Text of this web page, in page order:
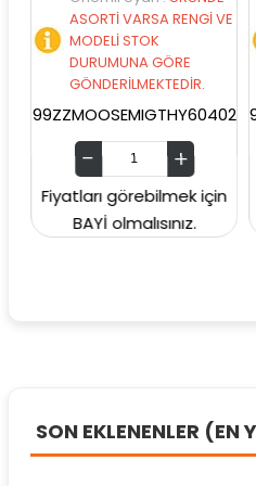
ASORTİ VARSA RENGİ VE
MODELİ STOK
DURUMUNA GÖRE
GÖNDERİLMEKTEDİR.
99ZZMOOSEMIGTHY60402
Fiyatları görebilmek için
BAYİ olmalısınız.
SON EKLENENLER (EN